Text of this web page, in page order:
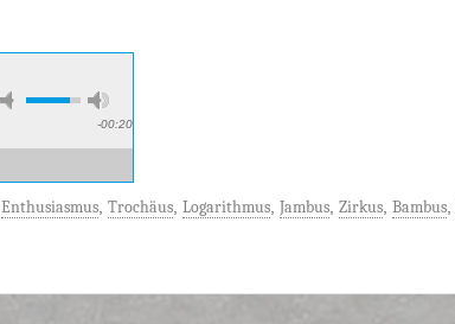
-00:20
Enthusiasmus Trochäus Logarithmus Jambus Zirkus Bambus